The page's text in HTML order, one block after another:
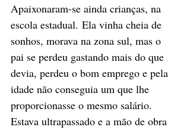
Apaixonaram-se ainda crianças, na
escola estadual. Ela vinha cheia de
sonhos, morava na zona sul, mas o
pai se perdeu gastando mais do que
devia, perdeu o bom emprego e pela
idade não conseguia um que lhe
proporcionasse o mesmo salário.
Estava ultrapassado e a mão de obra